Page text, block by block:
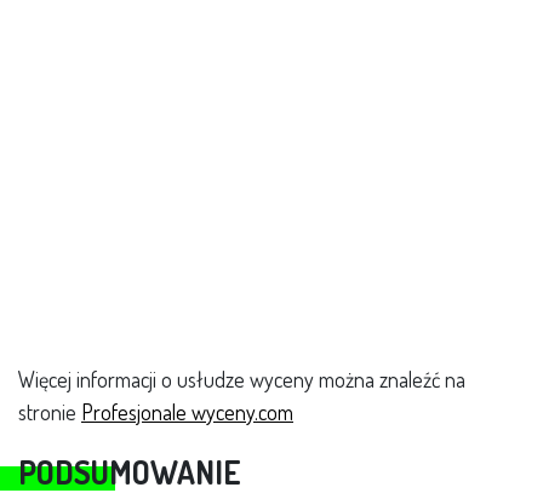
Więcej informacji o usłudze wyceny można znaleźć na
stronie Profesjonale wyceny.com
PODSUMOWANIE